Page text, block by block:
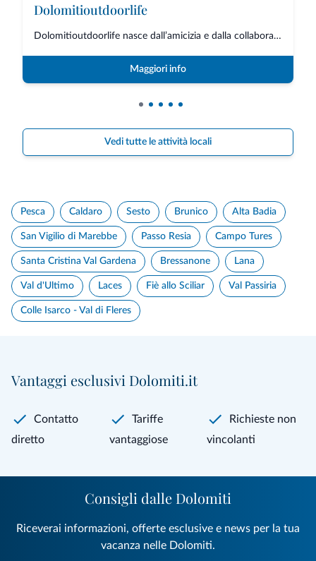
Dolomitioutdoorlife
Dolomitioutdoorlife nasce dall’amicizia e dalla collaborazione di professio...
Maggiori info
Vedi tutte le attività locali
Pesca Caldaro Sesto Brunico Alta Badia
San Vigilio di Marebbe Passo Resia Campo Tures
Santa Cristina Val Gardena Bressanone Lana
Val d'Ultimo Laces Fiè allo Sciliar Val Passiria
Colle Isarco - Val di Fleres
Vantaggi esclusivi Dolomiti.it
Contatto
diretto
Tariffe
vantaggiose
Richieste non
vincolanti
Consigli dalle Dolomiti
Riceverai informazioni, offerte esclusive e news per la tua
vacanza nelle Dolomiti.